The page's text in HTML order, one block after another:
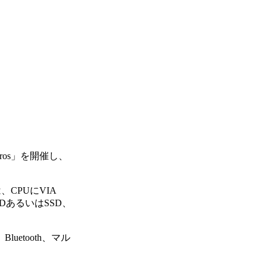
」を開催し、
CPUにVIA
るいはSSD、
、マル